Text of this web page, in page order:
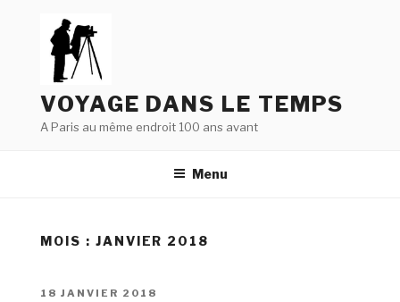
VOYAGE DANS LE TEMPS
A Paris au même endroit 100 ans avant
Menu
MOIS : JANVIER 2018
PUBLIÉ
18 JANVIER 2018